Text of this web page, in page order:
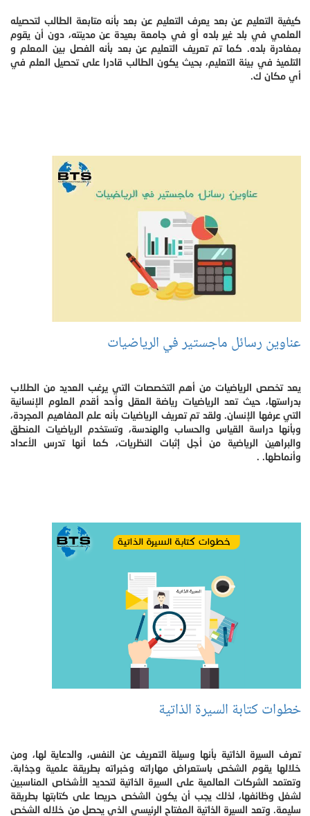
كيفية التعليم عن بعد يعرف التعليم عن بعد بأنه متابعة الطالب لتحصيله
العلمي في بلد غير بلده أو في جامعة بعيدة عن مدينته، دون أن يقوم
بمغادرة بلده. كما تم تعريف التعليم عن بعد بأنه الفصل بين المعلم و
التلميذ في بيئة التعليم، بحيث يكون الطالب قادرا على تحصيل العلم في
أي مكان ك.
عناوين رسائل ماجستير في الرياضيات
يعد تخصص الرياضيات من أهم التخصصات التي يرغب العديد من الطلاب
بدراستها، حيث تعد الرياضيات رياضة العقل وأحد أقدم العلوم الإنسانية
التي عرفها الإنسان. ولقد تم تعريف الرياضيات بأنه علم المفاهيم المجردة،
وبأنها دراسة القياس والحساب والهندسة، وتستخدم الرياضيات المنطق
والبراهين الرياضية من أجل إثبات النظريات، كما أنها تدرس الأعداد
وأنماطها. .
خطوات كتابة السيرة الذاتية
تعرف السيرة الذاتية بأنها وسيلة التعريف عن النفس، والدعاية لها، ومن
خلالها يقوم الشخص باستعراض مهاراته وخبراته بطريقة علمية وجذابة.
وتعتمد الشركات العالمية على السيرة الذاتية لتحديد الأشخاص المناسبين
لشغل وظائفها، لذلك يجب أن يكون الشخص حريصا على كتابتها بطريقة
سليمة. وتعد السيرة الذاتية المفتاح الرئيسي الذي يحصل من خلاله الشخص